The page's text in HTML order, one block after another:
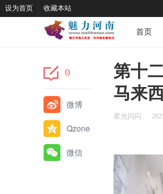
设为首页 收藏本站
首页
0
微博
Qzone
微信
第十
马来
星光闪闪